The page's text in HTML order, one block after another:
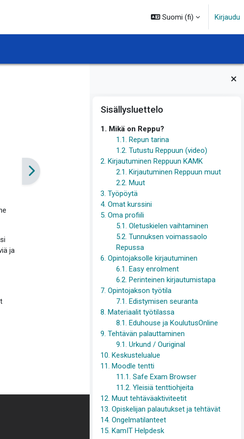
Suomi ‎(fi)‎ Kirjaudu
Lohkot
Sisällysluettelo
1. Mikä on Reppu?
1.1. Repun tarina
1.2. Tutustu Reppuun (video)
2. Kirjautuminen Reppuun KAMK
2.1. Kirjautuminen Reppuun muut
2.2. Muut
3. Työpöytä
4. Omat kurssini
5. Oma profiili
5.1. Oletuskielen vaihtaminen
5.2. Tunnuksen voimassaolo
Repussa
6. Opintojaksolle kirjautuminen
6.1. Easy enrolment
6.2. Perinteinen kirjautumistapa
7. Opintojakson työtila
7.1. Edistymisen seuranta
8. Materiaalit työtilassa
8.1. Eduhouse ja KoulutusOnline
9. Tehtävän palauttaminen
9.1. Urkund / Ouriginal
10. Keskustelualue
11. Moodle tentti
11.1. Safe Exam Browser
11.2. Yleisiä tenttiohjeita
12. Muut tehtäväaktiviteetit
13. Opiskelijan palautukset ja tehtävät
14. Ongelmatilanteet
15. KamIT Helpdesk
ja
Hanki mobiilisovellus